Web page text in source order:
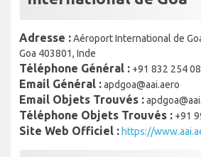
Adresse :Aéroport International de
Goa 403801, Inde
Téléphone Général : +91 832 254
Email Général :apdgoa@aai.aero
Email Objets Trouvés :
Téléphone Objets Trouvés : +91
Site Web Officiel : https://